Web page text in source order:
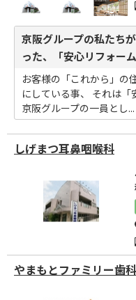
京阪グループの私たち
った、「安心リフォー
お客様の「これから」の
にしている事、 それは「
京阪グループの一員とし...
しげまつ耳鼻咽喉科
やまもとファミリー歯